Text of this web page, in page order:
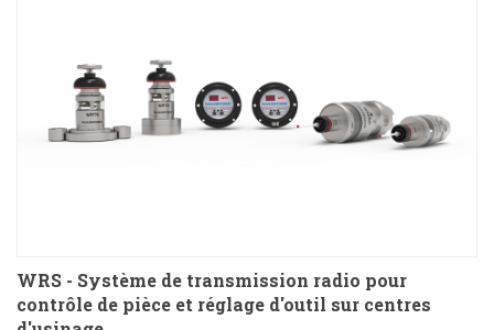
WRS - Système de transmission radio pour
contrôle de pièce et réglage d'outil sur centres